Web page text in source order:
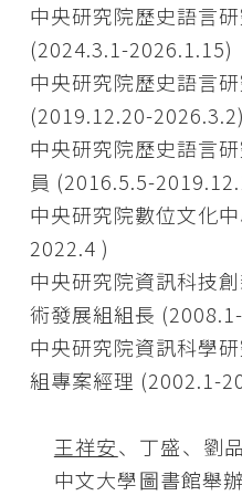
中央研究院歷史語言
(2024.3.1-2026.1.15)
中央研究院歷史語言
(2019.12.20-2026.3.2)
中央研究院歷史語言
員 (2016.5.5-
中央研究院數位文化
2022.4 )
中央研究院資訊科技
術發展組組長
中央研究院資訊科學
組專案經理 (2002.1-
王祥安、丁盛、劉
中文大學圖書館舉